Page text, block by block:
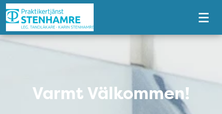
Tillgänglighetsmeny
Varmt Välkommen!
Varmt Välkommen!